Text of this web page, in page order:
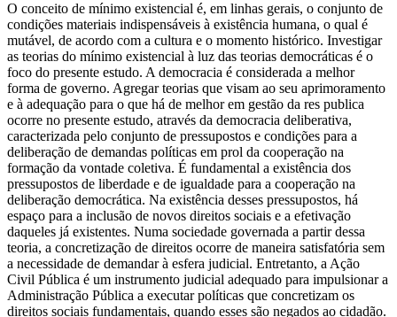
O conceito de mínimo existencial é, em linhas gerais, o conjunto de
condições materiais indispensáveis à existência humana, o qual é
mutável, de acordo com a cultura e o momento histórico. Investigar
as teorias do mínimo existencial à luz das teorias democráticas é o
foco do presente estudo. A democracia é considerada a melhor
forma de governo. Agregar teorias que visam ao seu aprimoramento
e à adequação para o que há de melhor em gestão da res publica
ocorre no presente estudo, através da democracia deliberativa,
caracterizada pelo conjunto de pressupostos e condições para a
deliberação de demandas políticas em prol da cooperação na
formação da vontade coletiva. É fundamental a existência dos
pressupostos de liberdade e de igualdade para a cooperação na
deliberação democrática. Na existência desses pressupostos, há
espaço para a inclusão de novos direitos sociais e a efetivação
daqueles já existentes. Numa sociedade governada a partir dessa
teoria, a concretização de direitos ocorre de maneira satisfatória sem
a necessidade de demandar à esfera judicial. Entretanto, a Ação
Civil Pública é um instrumento judicial adequado para impulsionar a
Administração Pública a executar políticas que concretizam os
direitos sociais fundamentais, quando esses são negados ao cidadão.